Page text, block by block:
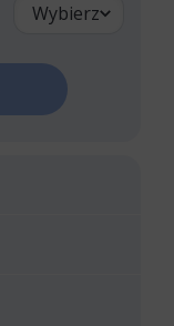
Wybierz